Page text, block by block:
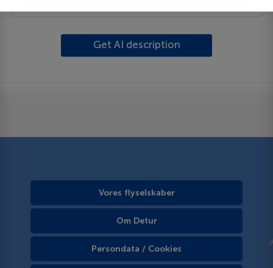
Get AI description
Vores flyselskaber
Om Detur
Persondata / Cookies